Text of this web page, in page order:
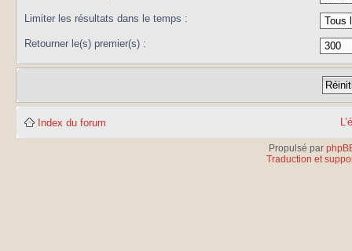
Limiter les résultats dans le temps :
Retourner le(s) premier(s) :
Index du forum
Propulsé par
Traduction et